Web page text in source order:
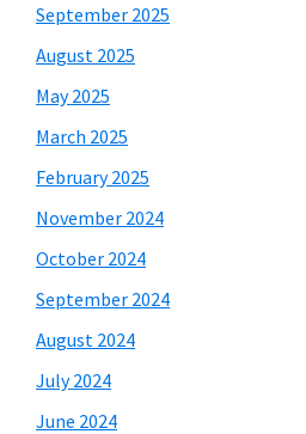
September 2025
August 2025
May 2025
March 2025
February 2025
November 2024
October 2024
September 2024
August 2024
July 2024
June 2024